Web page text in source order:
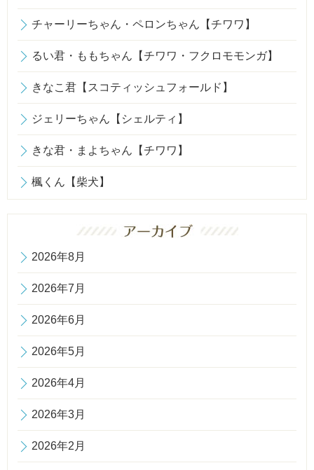
チャーリーちゃん・ペロンちゃん【チワワ】
るい君・ももちゃん【チワワ・フクロモモンガ】
きなこ君【スコティッシュフォールド】
ジェリーちゃん【シェルティ】
きな君・まよちゃん【チワワ】
楓くん【柴犬】
2026年8月
2026年7月
2026年6月
2026年5月
2026年4月
2026年3月
2026年2月